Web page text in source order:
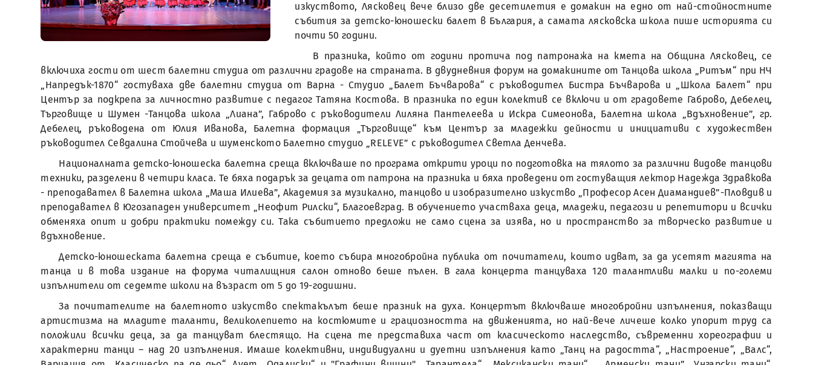
изкуството, Лясковец вече близо две десетилетия е домакин на едно от най-стойностните
събития за детско-юношески балет в България, а самата лясковска школа пише историята си
почти 50 години.
В празника, който от години протича под патронажа на кмета на Община Лясковец, се
включиха гости от шест балетни студиа от различни градове на страната. В двудневния форум на домакините от Танцова школа „Ритъм“ при НЧ
„Напредък-1870“ гостуваха две балетни студиа от Варна - Студио „Балет Бъчварова“ с ръководител Бистра Бъчварова и „Школа Балет“ при
Център за подкрепа за личностно развитие с педагог Татяна Костова. В празника по един колектив се включи и от градовете Габрово, Дебелец,
Търговище и Шумен -Танцова школа „Лиана”, Габрово с ръководители Лиляна Пантелеева и Искра Симеонова, Балетна школа „Вдъхновение”, гр.
Дебелец, ръководена от Юлия Иванова, Балетна формация „Търговище“ към Център за младежки дейности и инициативи с художествен
ръководител Севдалина Стойчева и шуменското Балетно студио „RELEVE” с ръководител Светла Денчева.
Националната детско-юношеска балетна среща включваше по програма открити уроци по подготовка на тялото за различни видове танцови
техники, разделени в четири класа. Те бяха подарък за децата от патрона на празника и бяха проведени от гостуващия лектор Надежда Здравкова
- преподавател в Балетна школа „Маша Илиева”, Академия за музикално, танцово и изобразително изкуство „Професор Асен Диамандиев”-Пловдив и
преподавател в Югозападен университет „Неофит Рилски“, Благоевград. В обучението участваха деца, младежи, педагози и репетитори и всички
обменяха опит и добри практики помежду си. Така събитието предложи не само сцена за изява, но и пространство за творческо развитие и
вдъхновение.
Детско-юношеската балетна среща е събитие, което събира многобройна публика от почитатели, които идват, за да усетят магията на
танца и в това издание на форума читалищния салон отново беше пълен. В гала концерта танцуваха 120 талантливи малки и по-големи
изпълнители от седемте школи на възраст от 5 до 19-годишни.
За почитателите на балетното изкуство спектакълът беше празник на духа. Концертът включваше многобройни изпълнения, показващи
артистизма на младите таланти, великолепието на костюмите и грациозността на движенията, но най-вече личеше колко упорит труд са
положили всички деца, за да танцуват блестящо. На сцена те представиха част от класическото наследство, съвременни хореографии и
характерни танци – над 20 изпълнения. Имаше колективни, индивидуални и дуетни изпълнения като „Танц на радостта“, „Настроение“, „Валс“,